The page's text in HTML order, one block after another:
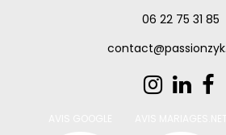
06 22 75 31 85